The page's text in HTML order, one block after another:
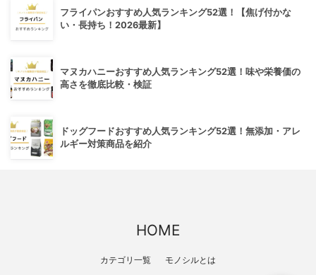
フライパンおすすめ人気ランキング52選！【焦げ付かな
い・長持ち！2026最新】
マヌカハニーおすすめ人気ランキング52選！味や栄養価の
高さを徹底比較・検証
ドッグフードおすすめ人気ランキング52選！無添加・アレ
ルギー対策商品を紹介
HOME
カテゴリ一覧 モノシルとは